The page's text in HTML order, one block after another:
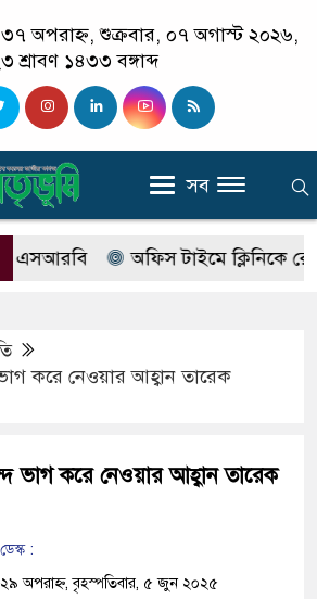
অপরাহ্ন, শুক্রবার, ০৭ অগাস্ট ২০২৬,
শ্রাবণ ১৪৩৩ বঙ্গাব্দ
সব
অফিস টাইমে ক্লিনিকে রোগী
করে নেওয়ার আহ্বান তারেক
ভাগ করে নেওয়ার আহ্বান তারেক
:
অপরাহ্ন, বৃহস্পতিবার, ৫ জুন ২০২৫